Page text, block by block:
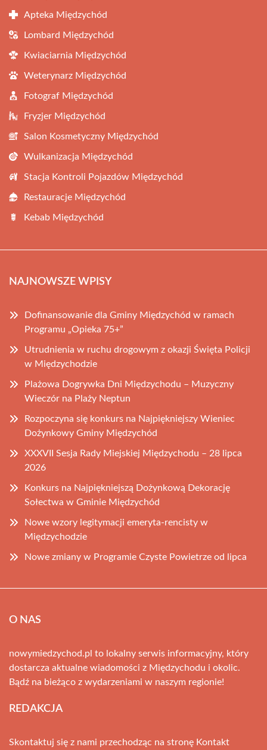
Apteka Międzychód
Lombard Międzychód
Kwiaciarnia Międzychód
Weterynarz Międzychód
Fotograf Międzychód
Fryzjer Międzychód
Salon Kosmetyczny Międzychód
Wulkanizacja Międzychód
Stacja Kontroli Pojazdów Międzychód
Restauracje Międzychód
Kebab Międzychód
NAJNOWSZE WPISY
Dofinansowanie dla Gminy Międzychód w ramach
Programu „Opieka 75+”
Utrudnienia w ruchu drogowym z okazji Święta Policji
w Międzychodzie
Plażowa Dogrywka Dni Międzychodu – Muzyczny
Wieczór na Plaży Neptun
Rozpoczyna się konkurs na Najpiękniejszy Wieniec
Dożynkowy Gminy Międzychód
XXXVII Sesja Rady Miejskiej Międzychodu – 28 lipca
2026
Konkurs na Najpiękniejszą Dożynkową Dekorację
Sołectwa w Gminie Międzychód
Nowe wzory legitymacji emeryta-rencisty w
Międzychodzie
Nowe zmiany w Programie Czyste Powietrze od lipca
O NAS
nowymiedzychod.pl to lokalny serwis informacyjny, który
dostarcza aktualne wiadomości z Międzychodu i okolic.
Bądź na bieżąco z wydarzeniami w naszym regionie!
REDAKCJA
Skontaktuj się z nami przechodząc na stronę Kontakt